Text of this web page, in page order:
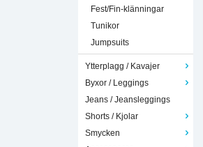
Fest/Fin-klänningar
Tunikor
Jumpsuits
Ytterplagg / Kavajer
Byxor / Leggings
Jeans / Jeansleggings
Shorts / Kjolar
Smycken